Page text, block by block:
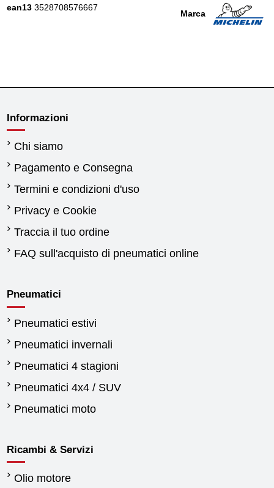
Marca
ean13 3528708576667
Informazioni
Chi siamo
Pagamento e Consegna
Termini e condizioni d'uso
Privacy e Cookie
Traccia il tuo ordine
FAQ sull'acquisto di pneumatici online
Pneumatici
Pneumatici estivi
Pneumatici invernali
Pneumatici 4 stagioni
Pneumatici 4x4 / SUV
Pneumatici moto
Ricambi & Servizi
Olio motore